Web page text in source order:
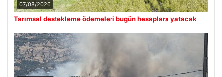
07/08/2026
Tarımsal destekleme ödemeleri bugün hesaplara yatacak